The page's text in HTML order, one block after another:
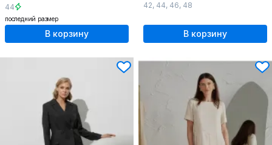
44
последний размер
В корзину
42, 44, 46, 48
В корзину